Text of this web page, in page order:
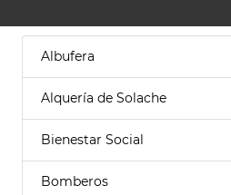
Albufera
Alquería de Solache
Bienestar Social
Bomberos